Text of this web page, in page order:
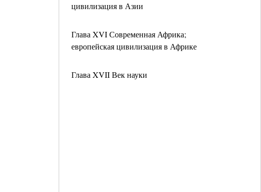
цивилизация в Азии
Глава XVI Современная Африка;
европейская цивилизация в Африке
Глава XVII Век науки